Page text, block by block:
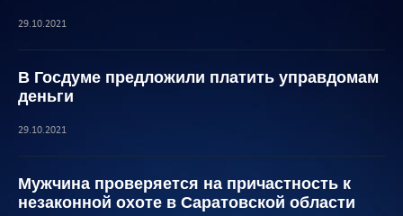
29.10.2021
В Госдуме предложили платить управдомам
деньги
29.10.2021
Мужчина проверяется на причастность к
незаконной охоте в Саратовской области